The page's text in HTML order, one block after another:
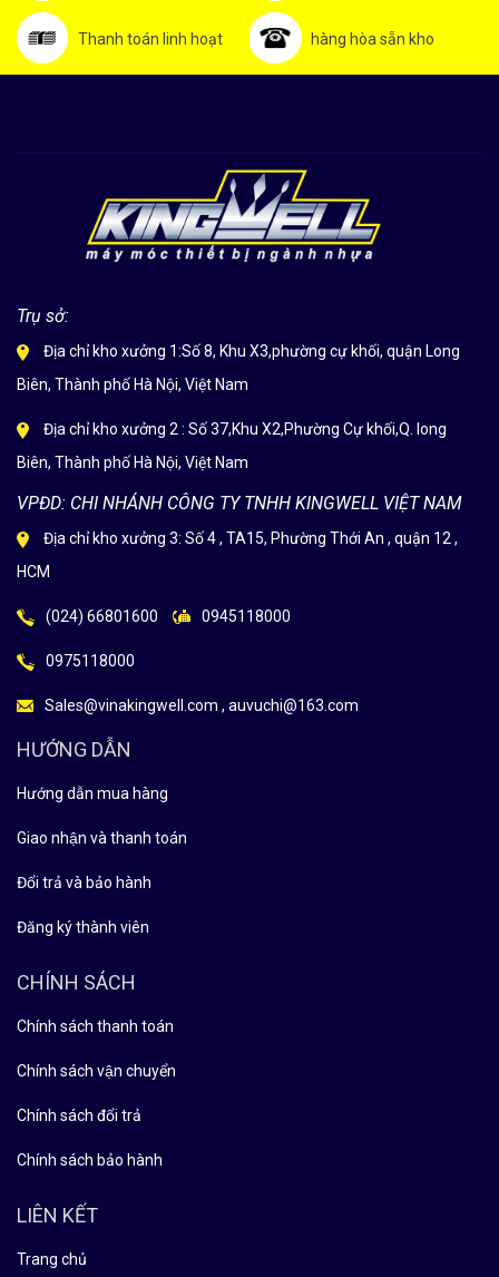
Thanh toán linh hoạt hàng hòa sẵn kho
Trụ sở:
Địa chỉ kho xưởng 1:Số 8, Khu X3,phường cự khối, quận Long
Biên, Thành phố Hà Nội, Việt Nam
Địa chỉ kho xưởng 2 : Số 37,Khu X2,Phường Cự khối,Q. long
Biên, Thành phố Hà Nội, Việt Nam
VPĐD: CHI NHÁNH CÔNG TY TNHH KINGWELL VIỆT NAM
Địa chỉ kho xưởng 3: Số 4 , TA15, Phường Thới An , quận 12 ,
HCM
(024) 66801600 0945118000
0975118000
Sales@vinakingwell.com , auvuchi@163.com
HƯỚNG DẪN
Hướng dẫn mua hàng
Giao nhận và thanh toán
Đổi trả và bảo hành
Đăng ký thành viên
CHÍNH SÁCH
Chính sách thanh toán
Chính sách vận chuyển
Chính sách đổi trả
Chính sách bảo hành
LIÊN KẾT
Trang chủ